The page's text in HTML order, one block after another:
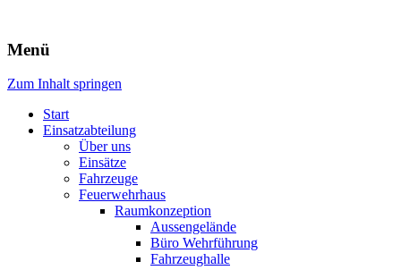
Freiwillige Feuerwehr Rodheim
v.d.H.
Menü
Zum Inhalt springen
Start
Einsatzabteilung
Über uns
Einsätze
Fahrzeuge
Feuerwehrhaus
Raumkonzeption
Aussengelände
Büro Wehrführung
Fahrzeughalle